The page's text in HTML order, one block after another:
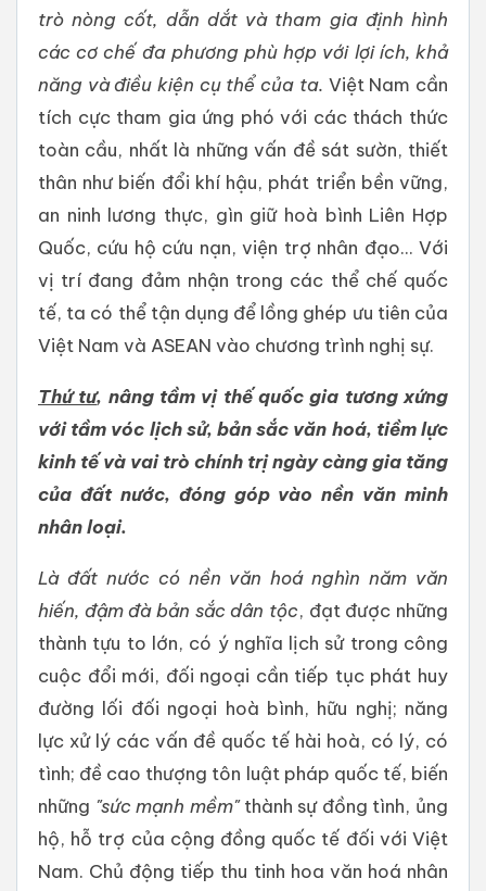
trò nòng cốt, dẫn dắt và tham gia định hình
các cơ chế đa phương phù hợp với lợi ích, khả
năng và điều kiện cụ thể của ta. Việt Nam cần
tích cực tham gia ứng phó với các thách thức
toàn cầu, nhất là những vấn đề sát sườn, thiết
thân như biến đổi khí hậu, phát triển bền vững,
an ninh lương thực, gìn giữ hoà bình Liên Hợp
Quốc, cứu hộ cứu nạn, viện trợ nhân đạo... Với
vị trí đang đảm nhận trong các thể chế quốc
tế, ta có thể tận dụng để lồng ghép ưu tiên của
Việt Nam và ASEAN vào chương trình nghị sự.
Thứ tư, nâng tầm vị thế quốc gia tương xứng
với tầm vóc lịch sử, bản sắc văn hoá, tiềm lực
kinh tế và vai trò chính trị ngày càng gia tăng
của đất nước, đóng góp vào nền văn minh
nhân loại.
Là đất nước có nền văn hoánghìn năm văn
hiến, đậm đà bản sắc dân tộc, đạt được những
thành tựu to lớn, có ý nghĩa lịch sử trong công
cuộc đổi mới, đối ngoại cần tiếp tục phát huy
đường lối đối ngoại hoà bình, hữu nghị; năng
lực xử lý các vấn đề quốc tế hài hoà, có lý, có
tình; đề cao thượng tôn luật pháp quốc tế, biến
những "sức mạnh mềm"thành sự đồng tình, ủng
hộ, hỗ trợ của cộng đồng quốc tế đối với Việt
Nam. Chủ động tiếp thu tinh hoa văn hoá nhân